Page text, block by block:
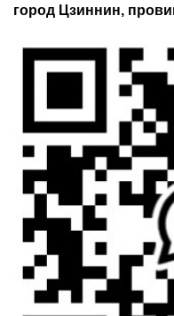
город Цзиннин,